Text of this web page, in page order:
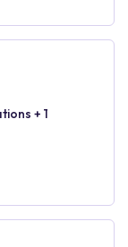
+ 1